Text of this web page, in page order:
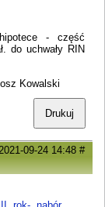
- część
do uchwały RIN
Kowalski
Drukuj
09-24 14:48 #